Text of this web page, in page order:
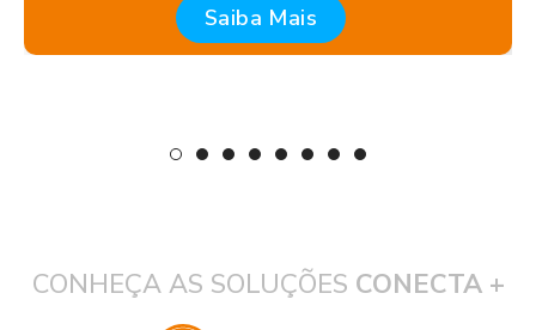
Saiba Mais
CONHEÇA AS SOLUÇÕES CONECTA +